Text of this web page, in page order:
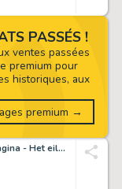
Suske en Wiske - Originele pagina - Het eiland Amoras - (1967)
PASSÉS !
ventes passées
premium pour
historiques, aux
premium →